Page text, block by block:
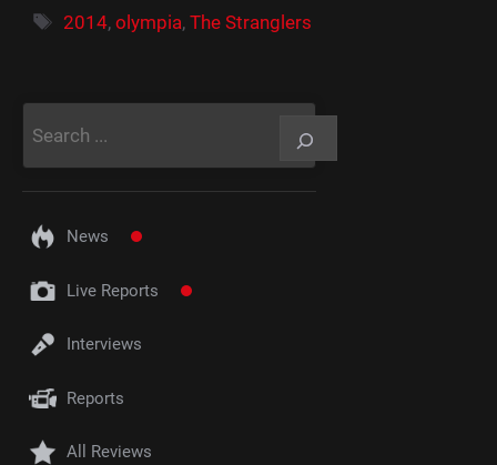
Étiquettes
2014,olympia,The Stranglers
News
Live Reports
Interviews
Reports
All Reviews